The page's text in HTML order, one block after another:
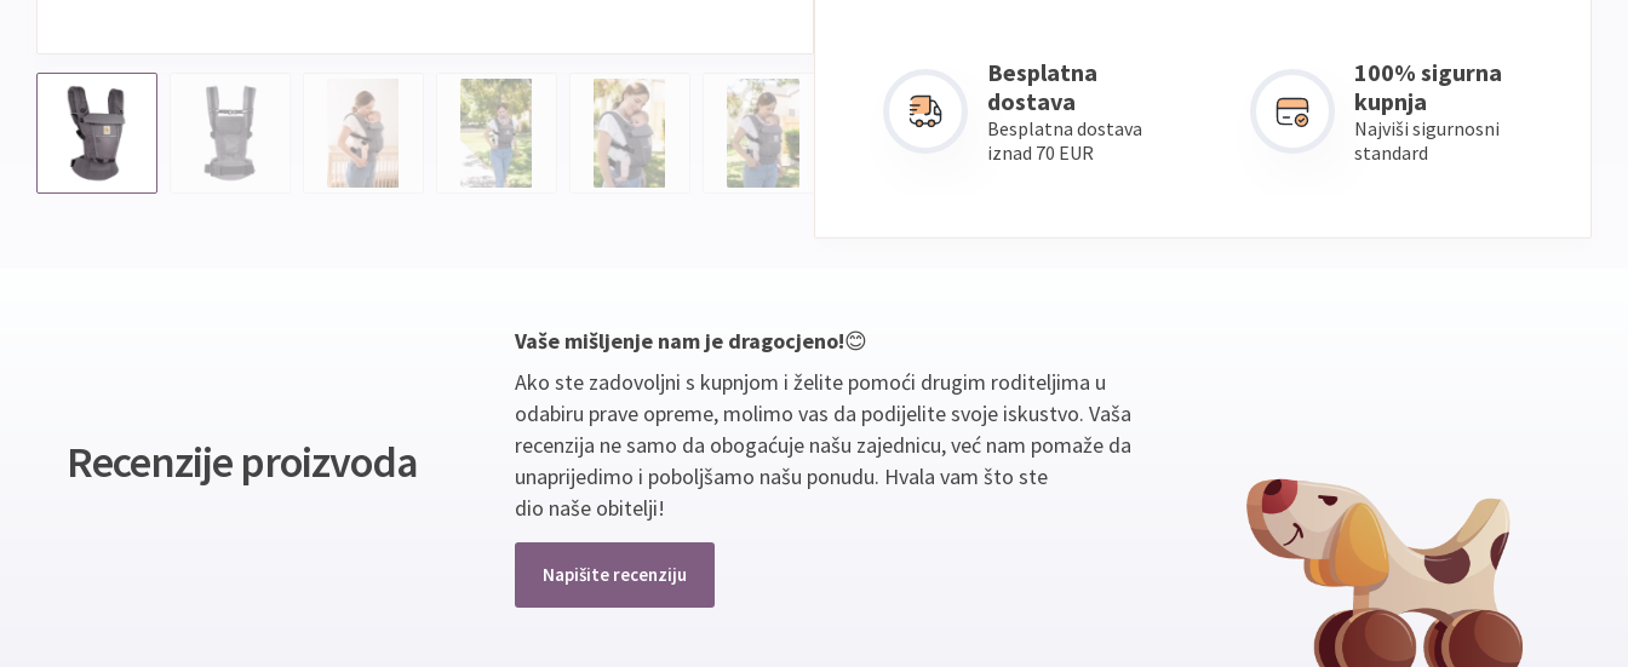
Besplatna
dostava
Besplatna dostava
iznad 70 EUR
100% sigurna
kupnja
Najviši sigurnosni
standard
Recenzije proizvoda
Vaše mišljenje nam je dragocjeno!😊
Ako ste zadovoljni s kupnjom i želite pomoći drugim roditeljima u
odabiru prave opreme, molimo vas da podijelite svoje iskustvo. Vaša
recenzija ne samo da obogaćuje našu zajednicu, već nam pomaže da
unaprijedimo i poboljšamo našu ponudu. Hvala vam što ste
dio naše obitelji!
Napišite recenziju